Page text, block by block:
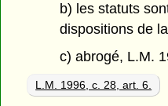
b) les statuts
dispositions de
c) abrogé, L.M.
L.M. 1996, c. 28, art. 6.